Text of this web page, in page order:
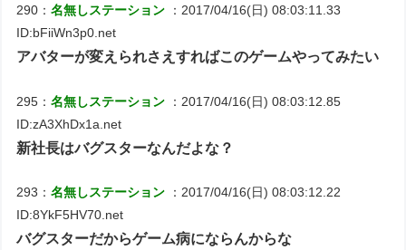
290：名無しステーション
：2017/04/16(日) 08:03:11.33
ID:bFiiWn3p0.net
アバターが変えられさえすればこのゲームやってみたい
295：名無しステーション
：2017/04/16(日) 08:03:12.85
ID:zA3XhDx1a.net
新社長はバグスターなんだよな？
293：名無しステーション
：2017/04/16(日) 08:03:12.22
ID:8YkF5HV70.net
バグスターだからゲーム病にならんからな